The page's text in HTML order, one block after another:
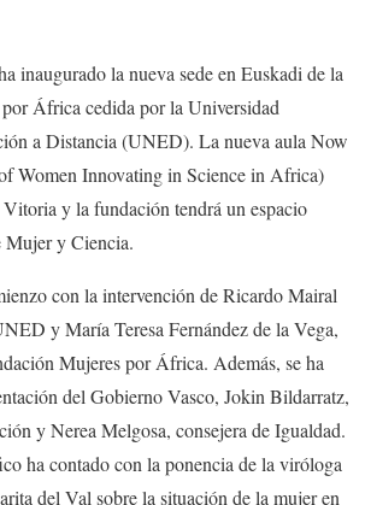
inaugurado la nueva sede en Euskadi de la
África cedida por la Universidad
a Distancia (UNED). La nueva aula Now
Women Innovating in Science in Africa)
Vitoria y la fundación tendrá un espacio
Mujer y Ciencia.
con la intervención de Ricardo Mairal
y María Teresa Fernández de la Vega,
Mujeres por África. Además, se ha
del Gobierno Vasco, Jokin Bildarratz,
y Nerea Melgosa, consejera de Igualdad.
ha contado con la ponencia de la viróloga
del Val sobre la situación de la mujer en